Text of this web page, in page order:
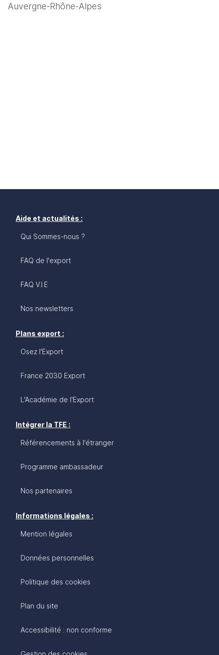
Auvergne-Rhône-Alpes
Aide et actualités :
Qui Sommes-nous ?
FAQ de l'export
FAQ V.I.E
Nos newsletters
Plans export :
Osez l'Export
France 2030 Export
L'Académie de l'Export
Intégrer la TFE :
Référencements à l'étranger
Programme ambassadeur
Nos partenaires
Informations légales :
Mention légales
Données personnelles
Politique des cookies
Plan du site
Accessibilité : non conforme